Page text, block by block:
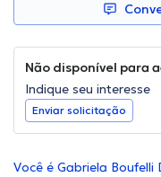
Não disponível para
Indique seu interesse
Enviar solicitação
Você é Gabriela Boufelli